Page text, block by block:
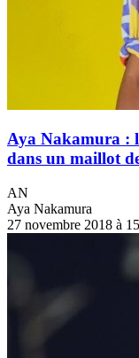
Aya Nakamura :
dans un maillot
AN
Aya Nakamura
27 novembre 2018 à